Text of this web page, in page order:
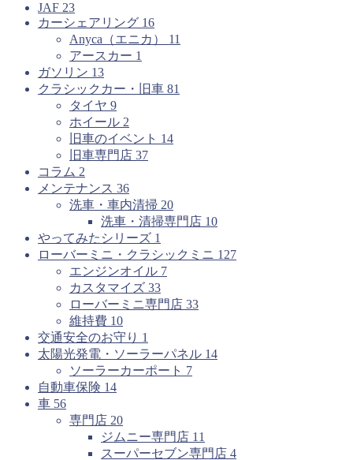
JAF 23
カーシェアリング 16
Anyca（エニカ） 11
アースカー 1
ガソリン 13
クラシックカー・旧車 81
タイヤ 9
ホイール 2
旧車のイベント 14
旧車専門店 37
コラム 2
メンテナンス 36
洗車・車内清掃 20
洗車・清掃専門店 10
やってみたシリーズ 1
ローバーミニ・クラシックミニ 127
エンジンオイル 7
カスタマイズ 33
ローバーミニ専門店 33
維持費 10
交通安全のお守り 1
太陽光発電・ソーラーパネル 14
ソーラーカーポート 7
自動車保険 14
車 56
専門店 20
ジムニー専門店 11
スーパーセブン専門店 4